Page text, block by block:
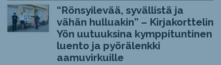
“Rönsyilevää, syvällistä ja
vähän hulluakin” – Kirjakorttelin
Yön uutuuksina kymppituntinen
luento ja pyörälenkki
aamuvirkuille